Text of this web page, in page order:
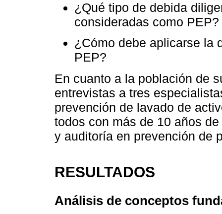
¿Qué tipo de debida
consideradas como PEP?
¿Cómo debe aplicarse la
PEP?
En cuanto a la población de
entrevistas a tres
prevención de lavado de
todos con más de 10 años
y auditoría en prevención de
RESULTADOS
Análisis de conceptos